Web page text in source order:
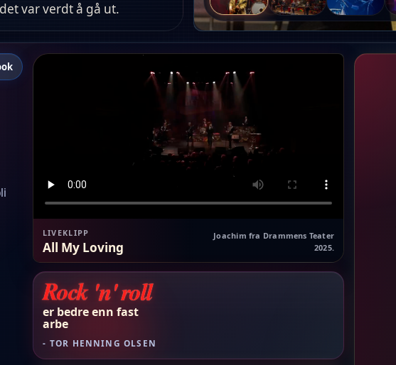
var verdt å gå ut.
LIVEKLIPP
All My Loving
Joachim fra Drammens Teater
2025.
Rock 'n' roll
er bedre enn fast
arbe
- TOR HENNING OLSEN